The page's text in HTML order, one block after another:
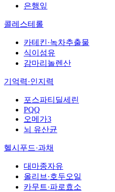
은행잎
콜레스테롤
카테킨·녹차추출물
식이섬유
감마리놀렌산
기억력·인지력
포스파티딜세린
PQQ
오메가3
뇌 유산균
헬시푸드·과채
대마종자유
올리브·호두오일
카무트·파로효소